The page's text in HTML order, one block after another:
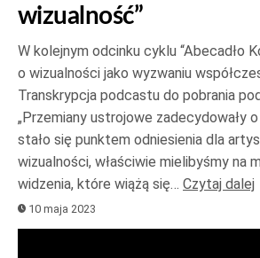
wizualność”
W kolejnym odcinku cyklu “Abecadło
o wizualności jako wyzwaniu
Transkrypcja podcastu do pobrania
„Przemiany ustrojowe zadecydowały
stało się punktem odniesienia dla
wizualności, właściwie mielibyśmy na
widzenia, które wiążą się… Czytaj dalej
10 maja 2023